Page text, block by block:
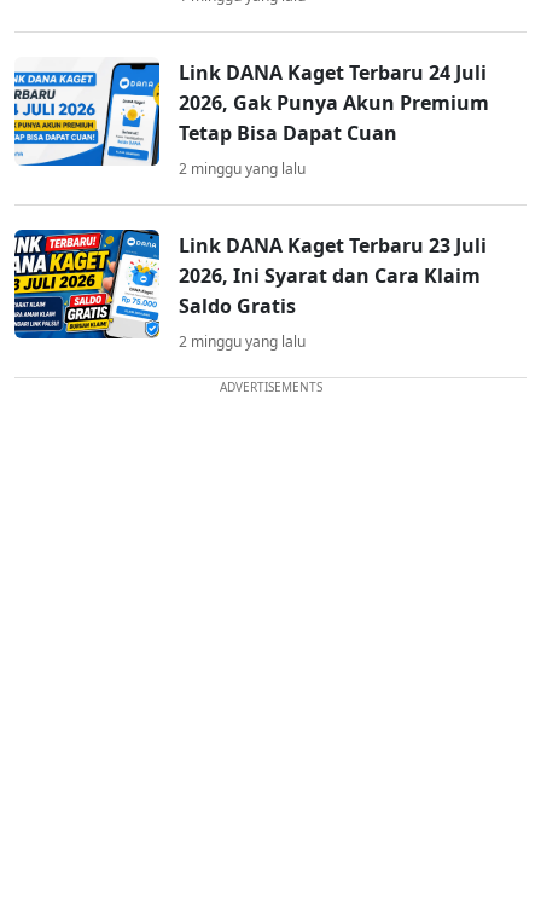
Link DANA Kaget Terbaru 24 Juli
2026, Gak Punya Akun Premium
Tetap Bisa Dapat Cuan
2 minggu yang lalu
Link DANA Kaget Terbaru 23 Juli
2026, Ini Syarat dan Cara Klaim
Saldo Gratis
2 minggu yang lalu
ADVERTISEMENTS